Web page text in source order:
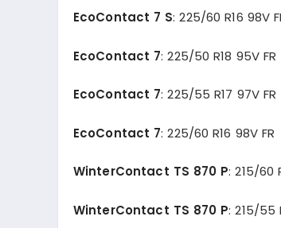
EcoContact 7 S: 225/60 R16 98V
EcoContact 7: 225/50 R18 95V FR
EcoContact 7: 225/55 R17 97V FR
EcoContact 7: 225/60 R16 98V FR
WinterContact TS 870 P: 215/60
WinterContact TS 870 P: 215/55